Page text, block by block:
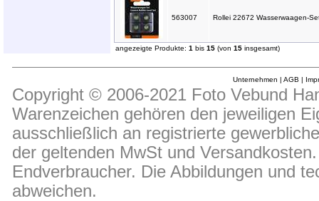
563007 Rollei 22672 Wasserwaagen-
angezeigte Produkte: 1 bis 15 (von 15 insgesamt)
Unternehmen | AGB |
Copyright © 2006-2021 Foto Vebund
Warenzeichen gehören den jeweiligen
ausschließlich an registrierte
der geltenden MwSt und
Endverbraucher. Die Abbildungen und
abweichen.